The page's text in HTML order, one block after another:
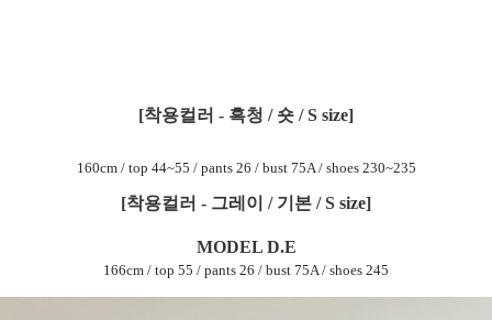
[착용컬러 - 흑청 / 숏 / S size]
160cm / top 44~55 / pants 26 / bust 75A / shoes 230~235
[착용컬러 - 그레이 / 기본 / S size]
MODEL D.E
166cm / top 55 / pants 26 / bust 75A / shoes 245